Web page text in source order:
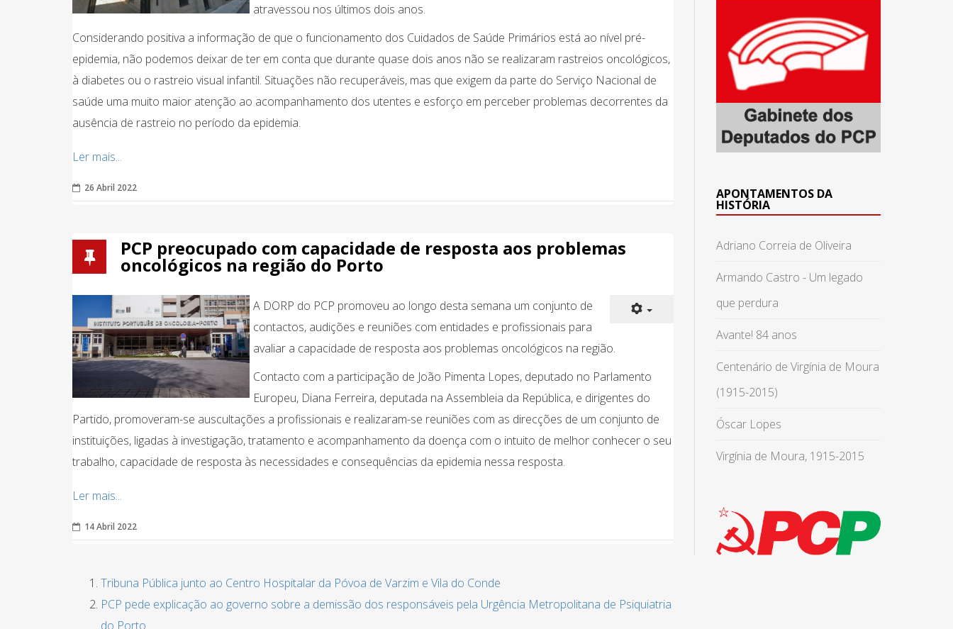
atravessou nos últimos dois anos.
Considerando positiva a informação de que o funcionamento dos Cuidados de Saúde Primários está ao nível pré-
epidemia, não podemos deixar de ter em conta que durante quase dois anos não se realizaram rastreios oncológicos,
à diabetes ou o rastreio visual infantil. Situações não recuperáveis, mas que exigem da parte do Serviço Nacional de
saúde uma muito maior atenção ao acompanhamento dos utentes e esforço em perceber problemas decorrentes da
ausência de rastreio no período da epidemia.
Ler mais...
26 Abril 2022
PCP preocupado com capacidade de resposta aos problemas
oncológicos na região do Porto
A DORP do PCP promoveu ao longo desta semana um conjunto de
contactos, audições e reuniões com entidades e profissionais para
avaliar a capacidade de resposta aos problemas oncológicos na região.
Contacto com a participação de João Pimenta Lopes, deputado no Parlamento
Europeu, Diana Ferreira, deputada na Assembleia da República, e dirigentes do
Partido, promoveram-se auscultações a profissionais e realizaram-se reuniões com as direcções de um conjunto de
instituições, ligadas à investigação, tratamento e acompanhamento da doença com o intuito de melhor conhecer o seu
trabalho, capacidade de resposta às necessidades e consequências da epidemia nessa resposta.
Ler mais...
14 Abril 2022
Tribuna Pública junto ao Centro Hospitalar da Póvoa de Varzim e Vila do Conde
PCP pede explicação ao governo sobre a demissão dos responsáveis pela Urgência Metropolitana de Psiquiatria
do Porto
APONTAMENTOS DA
HISTÓRIA
Adriano Correia de Oliveira
Armando Castro - Um legado
que perdura
Avante! 84 anos
Centenário de Virgínia de Moura
(1915-2015)
Óscar Lopes
Virgínia de Moura, 1915-2015